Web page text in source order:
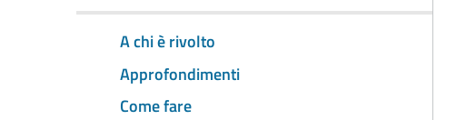
A chi è rivolto
Approfondimenti
Come fare